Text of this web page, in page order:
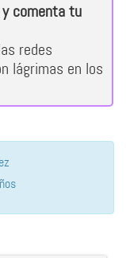
comenta tu
redes
lágrimas en los